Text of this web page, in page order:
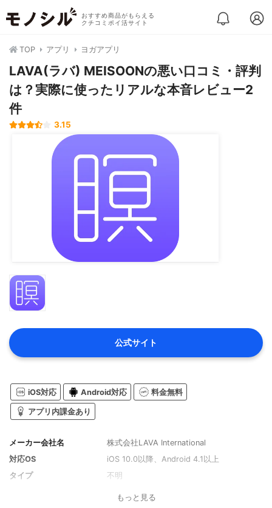
おすすめ商品がもらえる
クチコミポイ活サイト
TOP アプリ ヨガアプリ
LAVA(ラバ) MEISOONの悪い口コミ・評判
は？実際に使ったリアルな本音レビュー2
件
3.15
公式サイト
iOS対応 Android対応 料金無料
アプリ内課金あり
メーカー会社名
株式会社LAVA International
対応OS
iOS 10.0以降、Android 4.1以上
タイプ
不明
もっと見る